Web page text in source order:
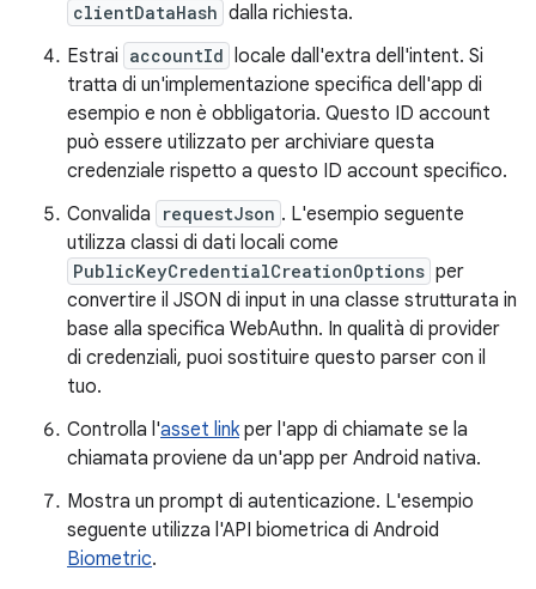
clientDataHash dalla richiesta.
Estrai accountId locale dall'extra dell'intent. Si
tratta di un'implementazione specifica dell'app di
esempio e non è obbligatoria. Questo ID account
può essere utilizzato per archiviare questa
credenziale rispetto a questo ID account specifico.
Convalida
requestJson . L'esempio seguente
utilizza classi di dati locali come
PublicKeyCredentialCreationOptions per
convertire il JSON di input in una classe strutturata in
base alla specifica WebAuthn. In qualità di provider
di credenziali, puoi sostituire questo parser con il
tuo.
Controlla l'asset linkper l'app di chiamate se la
chiamata proviene da un'app per Android nativa.
Mostra un prompt di autenticazione. L'esempio
seguente utilizza l'API biometrica di Android
Biometric.